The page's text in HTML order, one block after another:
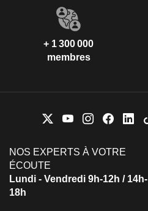
+ 1 300 000
membres
NOS EXPERTS À VOTRE
ÉCOUTE
Lundi - Vendredi 9h-12h / 14h-
18h